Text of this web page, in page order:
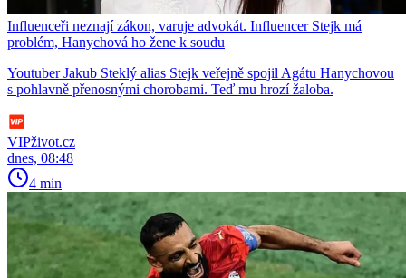
Influenceři neznají zákon, varuje advokát. Influencer Stejk má
problém, Hanychová ho žene k soudu
Youtuber Jakub Steklý alias Stejk veřejně spojil Agátu Hanychovou
s pohlavně přenosnými chorobami. Teď mu hrozí žaloba.
VIPživot.cz
dnes, 08:48
4 min